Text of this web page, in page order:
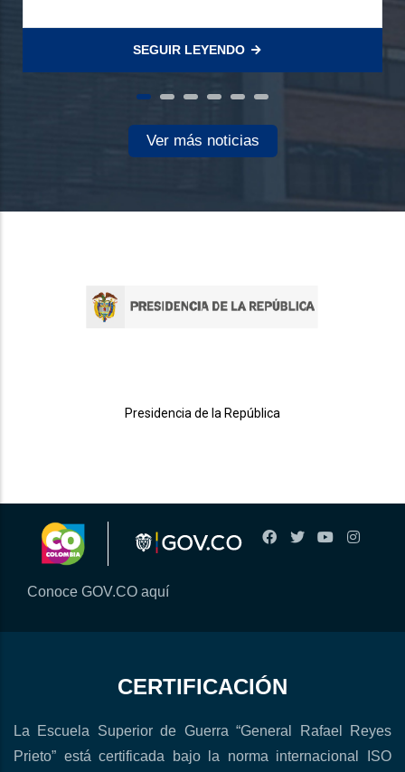
SEGUIR LEYENDO
Ver más noticias
Presidencia de la República
Conoce GOV.CO aquí
CERTIFICACIÓN
La Escuela Superior de Guerra “General Rafael Reyes
Prieto” está certificada bajo la norma internacional ISO